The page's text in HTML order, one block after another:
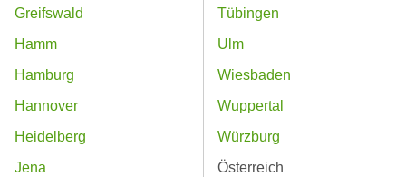
Greifswald
Hamm
Hamburg
Hannover
Heidelberg
Jena
Tübingen
Ulm
Wiesbaden
Wuppertal
Würzburg
Österreich